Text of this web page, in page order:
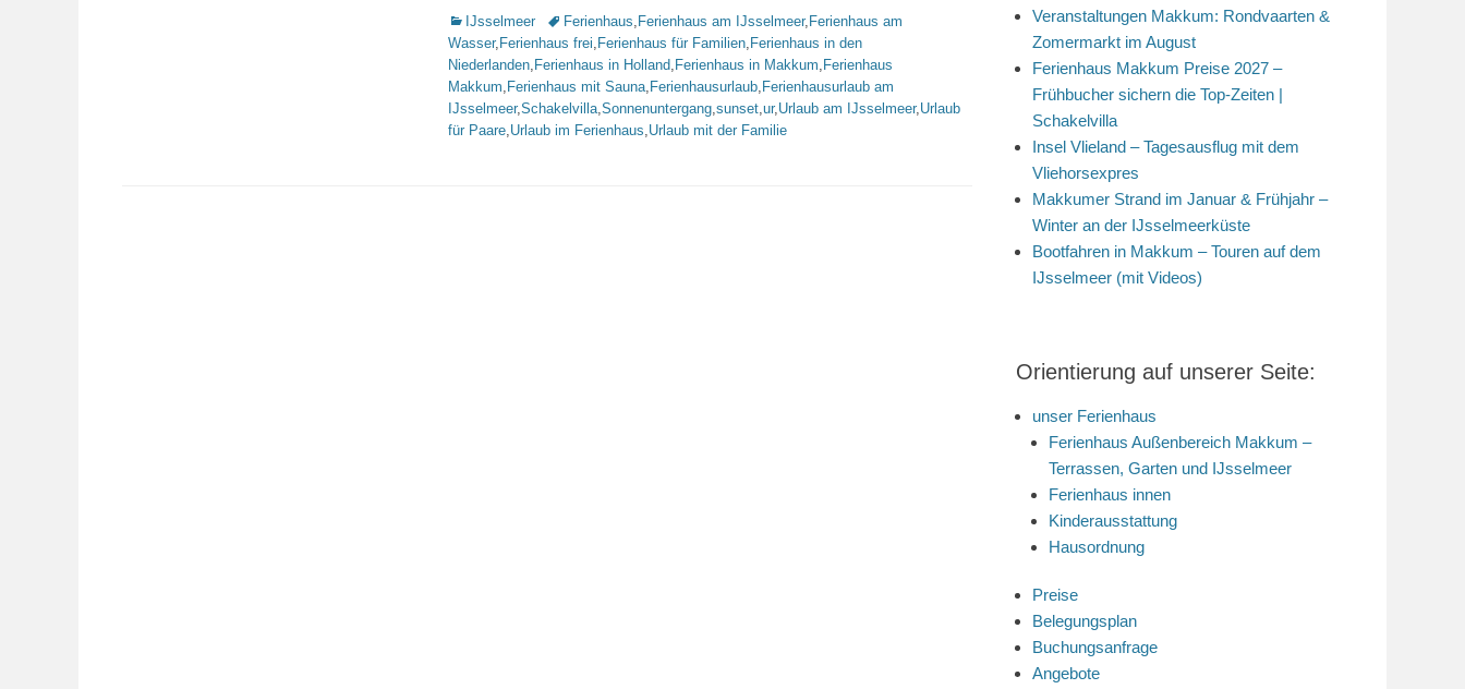
Kategorien
IJsselmeer Schlagworte
Ferienhaus, Ferienhaus am IJsselmeer, Ferienhaus am
Wasser, Ferienhaus frei, Ferienhaus für Familien, Ferienhaus in den
Niederlanden, Ferienhaus in Holland, Ferienhaus in Makkum, Ferienhaus
Makkum, Ferienhaus mit Sauna, Ferienhausurlaub, Ferienhausurlaub am
IJsselmeer,Schakelvilla,Sonnenuntergang,sunset,ur,Urlaub am IJsselmeer,Urlaub
für Paare,Urlaub im Ferienhaus,Urlaub mit der Familie
Veranstaltungen Makkum: Rondvaarten &
Zomermarkt im August
Ferienhaus Makkum Preise 2027 –
Frühbucher sichern die Top-Zeiten |
Schakelvilla
Insel Vlieland – Tagesausflug mit dem
Vliehorsexpres
Makkumer Strand im Januar & Frühjahr –
Winter an der IJsselmeerküste
Bootfahren in Makkum – Touren auf dem
IJsselmeer (mit Videos)
Orientierung auf unserer Seite:
unser Ferienhaus
Ferienhaus Außenbereich Makkum –
Terrassen, Garten und IJsselmeer
Ferienhaus innen
Kinderausstattung
Hausordnung
Preise
Belegungsplan
Buchungsanfrage
Angebote